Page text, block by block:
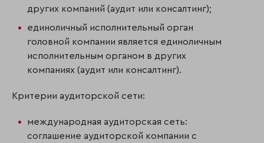
других компаний (аудит или консалтинг);
единоличный исполнительный орган
головной компании является единоличным
исполнительным органом в других
компаниях (аудит или консалтинг).
Критерии аудиторской сети:
международная аудиторская сеть:
соглашение аудиторской компании с